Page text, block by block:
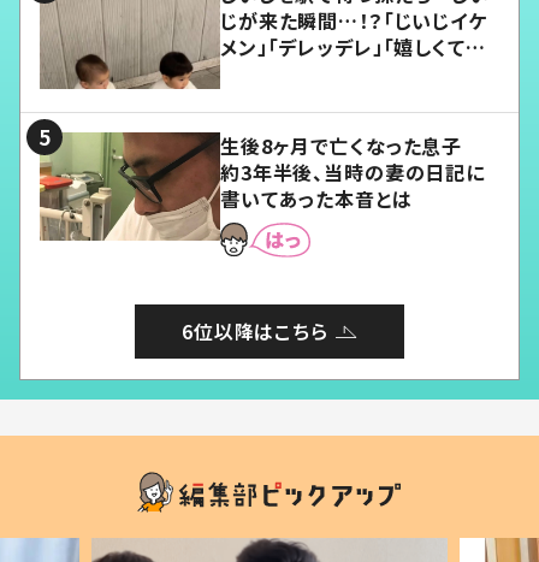
じが来た瞬間…！？「じいじイケ
メン」「デレッデレ」「嬉しくて可
生後8ヶ月で亡くなった息子
約3年半後、当時の妻の日記に
書いてあった本音とは
6位以降はこちら